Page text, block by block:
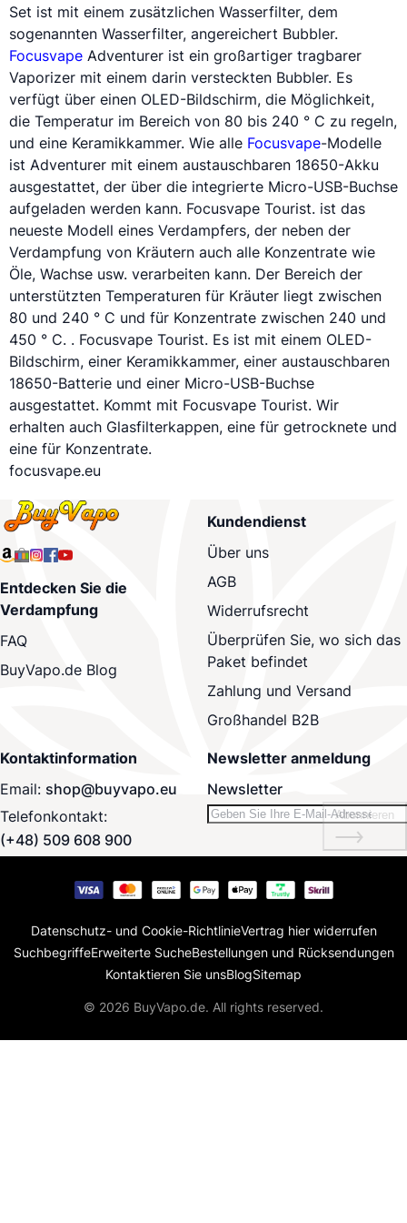
Set ist mit einem zusätzlichen Wasserfilter, dem
sogenannten Wasserfilter, angereichert Bubbler.
Focusvape Adventurer ist ein großartiger tragbarer
Vaporizer mit einem darin versteckten Bubbler. Es
verfügt über einen OLED-Bildschirm, die Möglichkeit,
die Temperatur im Bereich von 80 bis 240 ° C zu regeln,
und eine Keramikkammer. Wie alle Focusvape-Modelle
ist Adventurer mit einem austauschbaren 18650-Akku
ausgestattet, der über die integrierte Micro-USB-Buchse
aufgeladen werden kann. Focusvape Tourist. ist das
neueste Modell eines Verdampfers, der neben der
Verdampfung von Kräutern auch alle Konzentrate wie
Öle, Wachse usw. verarbeiten kann. Der Bereich der
unterstützten Temperaturen für Kräuter liegt zwischen
80 und 240 ° C und für Konzentrate zwischen 240 und
450 ° C. . Focusvape Tourist. Es ist mit einem OLED-
Bildschirm, einer Keramikkammer, einer austauschbaren
18650-Batterie und einer Micro-USB-Buchse
ausgestattet. Kommt mit Focusvape Tourist. Wir
erhalten auch Glasfilterkappen, eine für getrocknete und
eine für Konzentrate.
focusvape.eu
Entdecken Sie die
Verdampfung
FAQ
BuyVapo.de Blog
Kundendienst
Über uns
AGB
Widerrufsrecht
Überprüfen Sie, wo sich das
Paket befindet
Zahlung und Versand
Großhandel B2B
Kontaktinformation
Email: shop@buyvapo.eu
Telefonkontakt:
(+48) 509 608 900
Newsletter anmeldung
Newsletter
Abonnieren
Datenschutz- und Cookie-RichtlinieVertrag hier widerrufen
SuchbegriffeErweiterte SucheBestellungen und Rücksendungen
Kontaktieren Sie unsBlogSitemap
© 2026 BuyVapo.de. All rights reserved.